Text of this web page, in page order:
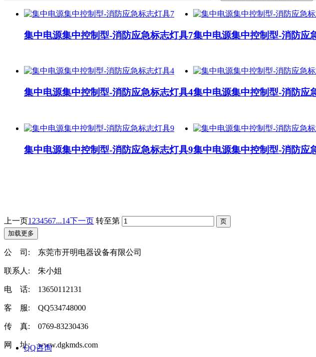
集中电源集中控制型-消防应急标志灯具7集中电源集中控制型-消防应
集中电源集中控制型-消防应急标志灯具4集中电源集中控制型-消防应
集中电源集中控制型-消防应急标志灯具9集中电源集中控制型-消防应
上一页1 234567...14下一页 转至第
加载更多
公 司: 东莞市开明电器设备有限公司
联系人: 朱小姐
电 话: 13650112131
客 服: QQ534748000
传 真: 0769-83230436
网 址: www.dgkmds.com
QQ咨询